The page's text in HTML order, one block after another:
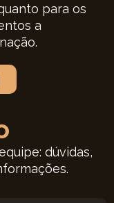
para os
a
dúvidas,